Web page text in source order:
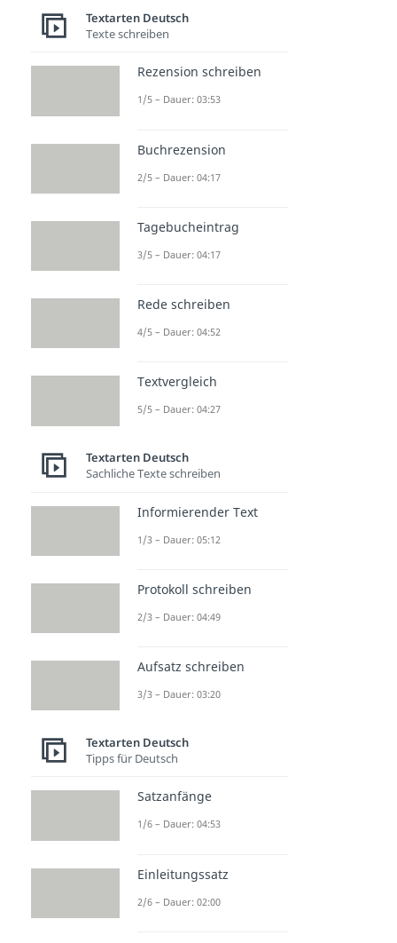
Textarten Deutsch
Texte schreiben
Rezension schreiben
1/5 – Dauer: 03:53
Buchrezension
2/5 – Dauer: 04:17
Tagebucheintrag
3/5 – Dauer: 04:17
Rede schreiben
4/5 – Dauer: 04:52
Textvergleich
5/5 – Dauer: 04:27
Textarten Deutsch
Sachliche Texte schreiben
Informierender Text
1/3 – Dauer: 05:12
Protokoll schreiben
2/3 – Dauer: 04:49
Aufsatz schreiben
3/3 – Dauer: 03:20
Textarten Deutsch
Tipps für Deutsch
Satzanfänge
1/6 – Dauer: 04:53
Einleitungssatz
2/6 – Dauer: 02:00